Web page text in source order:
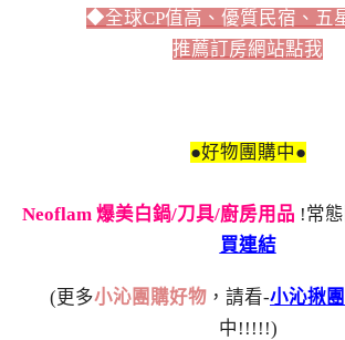
◆全球CP值高、優質民宿、五
推薦訂房網站點我
●好物團購中●
Neoflam 爆美白鍋/刀具/廚房用品 !常
買連結
(更多小沁團購好物 ，請看-小沁揪
中!!!!!)